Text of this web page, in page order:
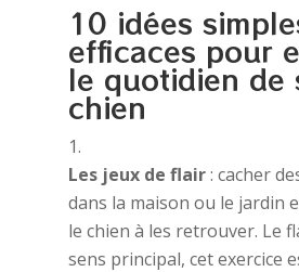
10 idées
efficaces pour
le quotidien de
chien
Les jeux de flair: cacher
dans la maison ou le jardin
le chien à les retrouver. Le
sens principal, cet exercice